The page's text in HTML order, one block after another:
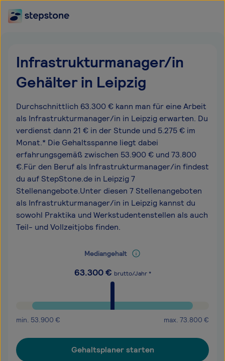
Infrastrukturmanager/in
Gehälter in Leipzig
Durchschnittlich 63.300 € kann man für eine Arbeit
als Infrastrukturmanager/in in Leipzig erwarten. Du
verdienst dann 21 € in der Stunde und 5.275 € im
Monat.* Die Gehaltsspanne liegt dabei
erfahrungsgemäß zwischen 53.900 € und 73.800
€.Für den Beruf als Infrastrukturmanager/in findest
du auf StepStone.de in Leipzig 7
Stellenangebote.Unter diesen 7 Stellenangeboten
als Infrastrukturmanager/in in Leipzig kannst du
sowohl Praktika und Werkstudentenstellen als auch
Teil- und Vollzeitjobs finden.
Mediangehalt
63.300€ brutto/Jahr *
min. 53.900 € max. 73.800 €
Gehaltsplaner starten